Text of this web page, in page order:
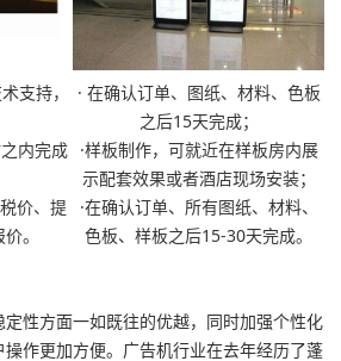
支持，
内完成
价、提
。
· 在确认订单、图纸、材料、色板
之后15天完成；
·样板制作，可就近在样板房内展
示配套效果或者酒店现场安装；
·在确认订单、所有图纸、材料、
色板、样板之后15-30天完成。
定性方面一如既往的优越，同时加强个性化
作更加方便。广告机行业在去年经历了蓬